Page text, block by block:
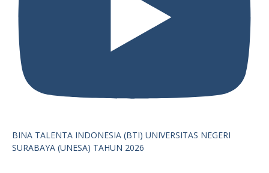
BINA TALENTA INDONESIA (BTI) UNIVERSITAS NEGERI
SURABAYA (UNESA) TAHUN 2026